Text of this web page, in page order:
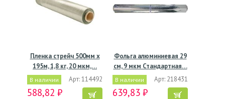
Пленка стрейч 500мм х
195м, 1,8 кг, 20 мкм,…
В наличии Арт: 114492
588,82 ₽
Фольга алюминиевая 29
см, 9 мкм Стандартная…
В наличии Арт: 218431
639,83 ₽